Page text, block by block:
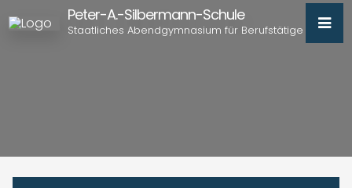
Peter-A.-Silbermann-Schule
Staatliches Abendgymnasium für Berufstätige